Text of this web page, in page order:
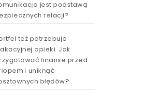
jest podstawą
relacji?
też potrzebuje
opieki. Jak
finanse przed
i uniknąć
błędów?